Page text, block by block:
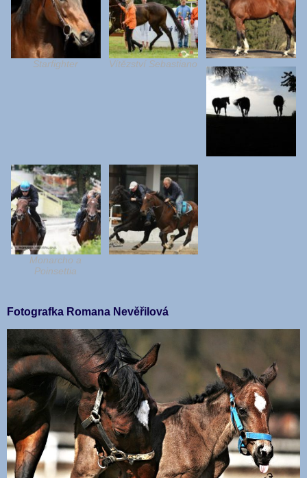
Starfighter Vítězství Sebastiano
Monarcho a
Poinsettia
Fotografka Romana Nevěřilová